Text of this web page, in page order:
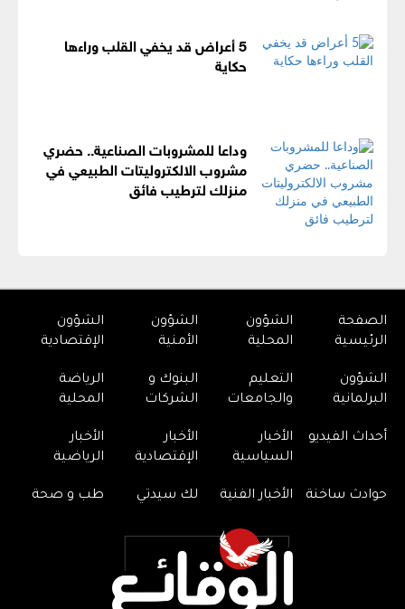
5 أعراض قد يخفي القلب وراءها
حكاية
وداعا للمشروبات الصناعية.. حضري
مشروب الالكتروليتات الطبيعي في
منزلك لترطيب فائق
الصفحة
الرئيسية
الشؤون
المحلية
الشؤون
الأمنية
الشؤون
الإقتصادية
الشؤون
البرلمانية
التعليم
والجامعات
البنوك و
الشركات
الرياضة
المحلية
أحداث الفيديو
الأخبار
السياسية
الأخبار
الإقتصادية
الأخبار
الرياضية
حوادث ساخنة الأخبار الفنية لك سيدتي طب و صحة